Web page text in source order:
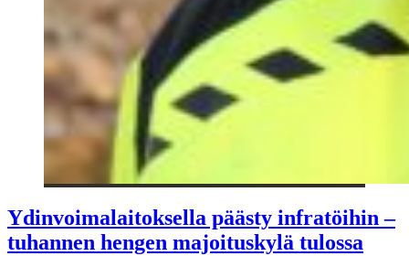
Ydinvoimalaitoksella päästy infratöihin –
tuhannen hengen majoituskylä tulossa